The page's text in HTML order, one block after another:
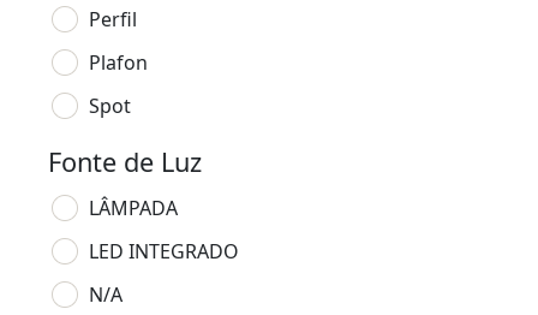
Perfil
Plafon
Spot
Fonte de Luz
LÂMPADA
LED INTEGRADO
N/A